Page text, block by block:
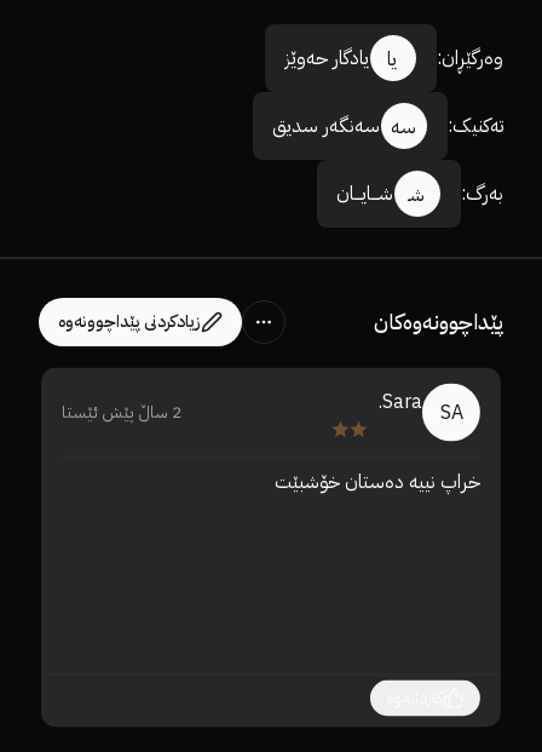
وەرگێڕان: یا یادگار حەوێز
تەکنیک: سە سەنگەر سدیق
بەرگ: شـ شـــایـــان
پێداچوونەوەکان زیادکردنی پێداچوونەوە
SA
Sara. 2 ساڵ پێش ئێستا
خراپ نییە دەستان خۆشبێت